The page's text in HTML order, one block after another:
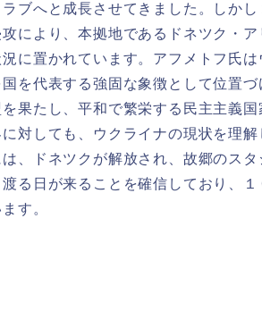
ブへと成長させてきました。しかし
により、本拠地であるドネツク・ア
に置かれています。アフメトフ氏は
を代表する強固な象徴として位置づ
果たし、平和で繁栄する民主主義国
対しても、ウクライナの現状を理解
、ドネツクが解放され、故郷のスタ
る日が来ることを確信しており、１
す。